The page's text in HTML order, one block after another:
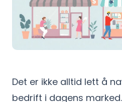
Det er ikke alltid lett å
bedrift i dagens